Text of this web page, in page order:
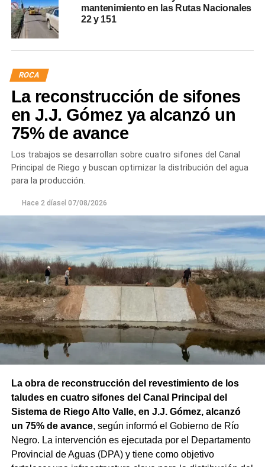
mantenimiento en las Rutas Nacionales
22 y 151
ROCA
La reconstrucción de sifones
en J.J. Gómez ya alcanzó un
75% de avance
Los trabajos se desarrollan sobre cuatro sifones del Canal
Principal de Riego y buscan optimizar la distribución del agua
para la producción.
Hace 2 díasel 07/08/2026
La obra de reconstrucción del revestimiento de los
taludes en cuatro sifones del Canal Principal del
Sistema de Riego Alto Valle, en J.J. Gómez, alcanzó
un 75% de avance, según informó el Gobierno de Río
Negro. La intervención es ejecutada por el Departamento
Provincial de Aguas (DPA) y tiene como objetivo